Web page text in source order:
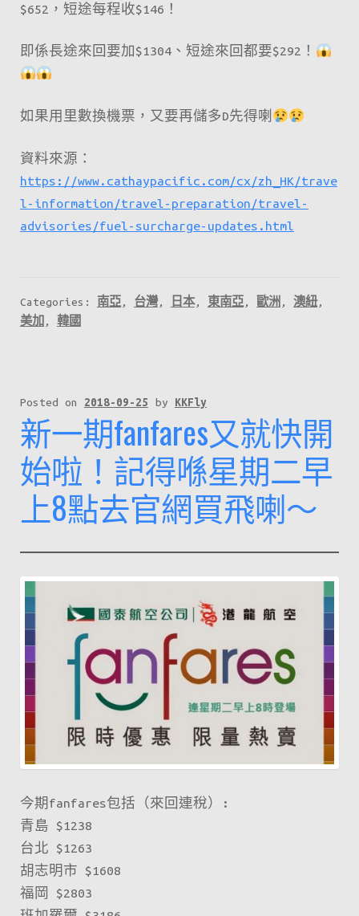
名
屋
$652，短途每程收$146！
即係長途來回要加$1304、短途來回都要$292！
如果用里數換機票，又要再儲多D先得喇
資料來源：
https://www.cathaypacific.com/cx/zh_HK/trave
l-information/travel-preparation/travel-
advisories/fuel-surcharge-updates.html
Categories: 南亞 , 台灣, 日本, 東南亞 , 歐洲 , 澳紐,
美加 , 韓國
Posted on 2018-09-25 by KKFly
新一期fanfares又就快開
始啦！記得喺星期二早
上8點去官網買飛喇～
今期fanfares包括（來回連稅）:
青島 $1238
台北 $1263
胡志明市 $1608
福岡 $2803